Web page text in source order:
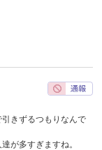
きずるつもりなんで
が多すぎますね。